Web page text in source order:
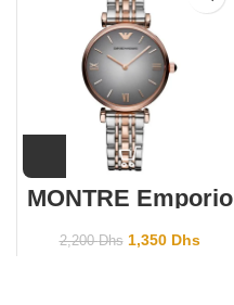
MONTRE Emporio
Only Time AR1725
2,200Dhs 1,350 Dhs